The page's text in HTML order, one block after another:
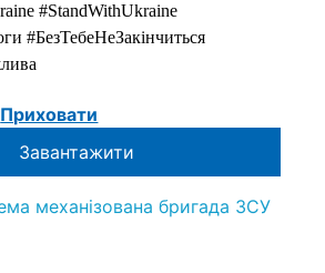
#StandWithUkraine
#БезТебеНеЗакінчиться
Приховати
Завантажити
механізована бригада ЗСУ